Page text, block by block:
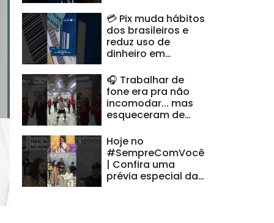
Alagoas
#CidadeAL
💳 Pix muda hábitos
dos brasileiros e
reduz uso de
dinheiro em
🎧 Trabalhar de
fone era pra não
incomodar... mas
esqueceram de
#HoraDoVentura
Hoje no
#SempreComVocê
| Confira uma
prévia especial da